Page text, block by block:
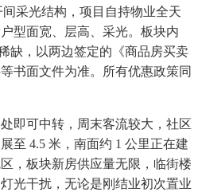
间采光结构，项目自持物业全天
型面宽、层高、采光。板块内
缺，以两边签定的《商品房买卖
书面文件为准。所有优惠政策同
可中转，周末客流较大，社区
至 4.5 米，南面约 1 公里正在建
，板块新房供应量无限，临街楼
光干扰，无论是刚结业初次置业